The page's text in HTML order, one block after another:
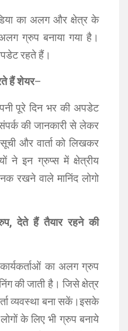
का अलग और क्षेत्र के
ग्रुप बनाया गया है।
रहते हैं।
हैं शेयर–
पूरे दिन भर की अपडेट
की जानकारी से लेकर
और वार्ता को लिखकर
ने इन ग्रुप्स में क्षेत्रीय
रखने वाले मानिंद लोगो
देते हैं तैयार रहने की
का अलग ग्रुप
की जाती है। जिसे क्षेत्र
व्यवस्था बना सकें।इसके
के लिए भी ग्रुप बनाये